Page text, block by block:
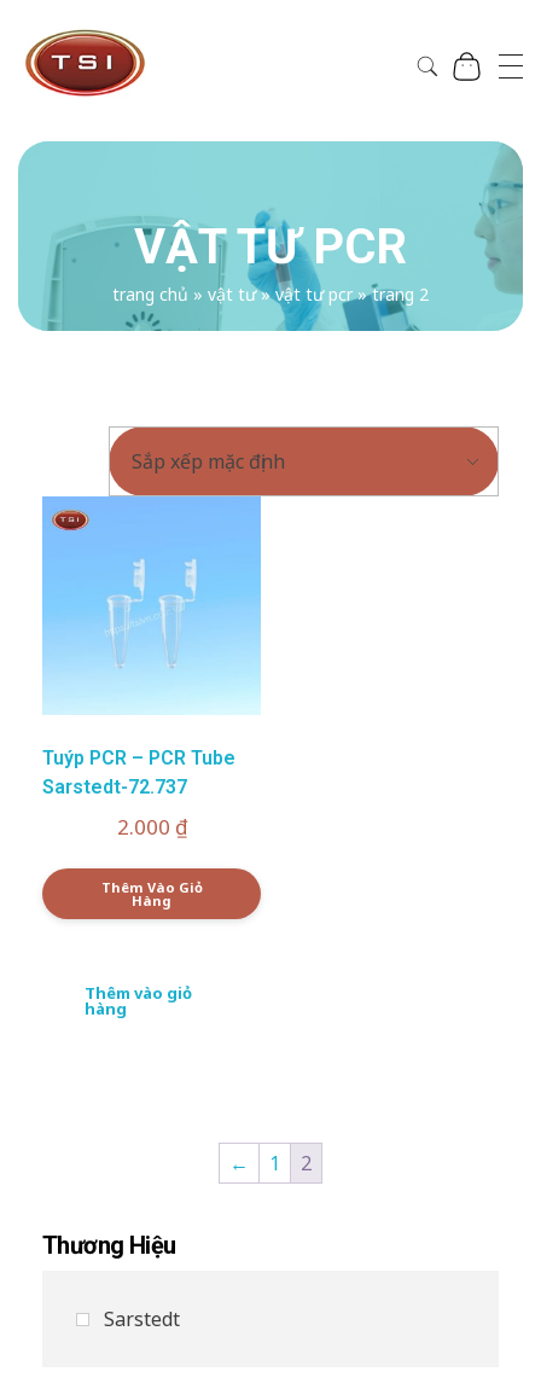
trang chủ » vật tư»vật tư pcr»trang 2
VẬT TƯ PCR
Tuýp PCR – PCR Tube
Sarstedt-72.737
2.000 ₫
Thêm Vào Giỏ
Hàng
Thêm vào giỏ
hàng
← 1 2
Thương Hiệu
Sarstedt